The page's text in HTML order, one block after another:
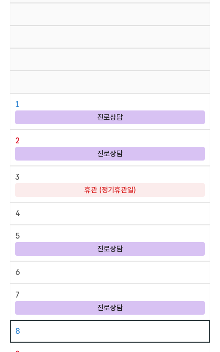
1
진로상담
2
진로상담
3
휴관 (정기휴관일)
4
5
진로상담
6
7
진로상담
8